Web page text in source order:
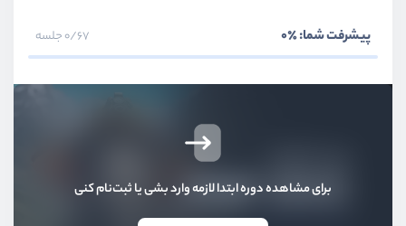
پیشرفت شما:٪0 0/67 جلسه
برای مشاهده دوره ابتدا لازمه وارد بشی یا ثبت‌نام کنی
بخش اول معرفی
بخش دوم ساختار فریمورک
ویدیو آموزشی